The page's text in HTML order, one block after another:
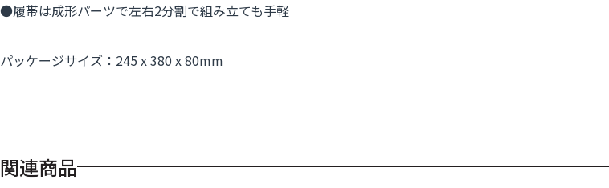
●履帯は成形パーツで左右2分割で組み立ても手軽
パッケージサイズ：245 x 380 x 80mm
関連商品